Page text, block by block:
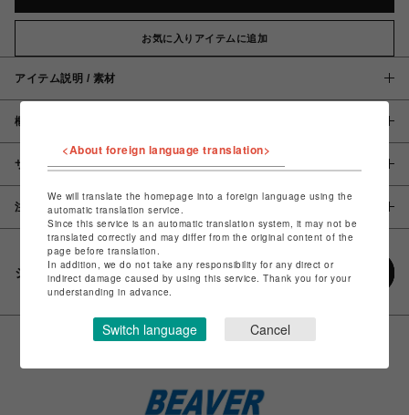
お気に入りアイテムに追加
アイテム説明 / 素材
概要
サイズ
注意事項
シェアする
<About foreign language translation>
We will translate the homepage into a foreign language using the
automatic translation service.
Since this service is an automatic translation system, it may not be
translated correctly and may differ from the original content of the
page before translation.
In addition, we do not take any responsibility for any direct or
indirect damage caused by using this service. Thank you for your
understanding in advance.
Switch language Cancel